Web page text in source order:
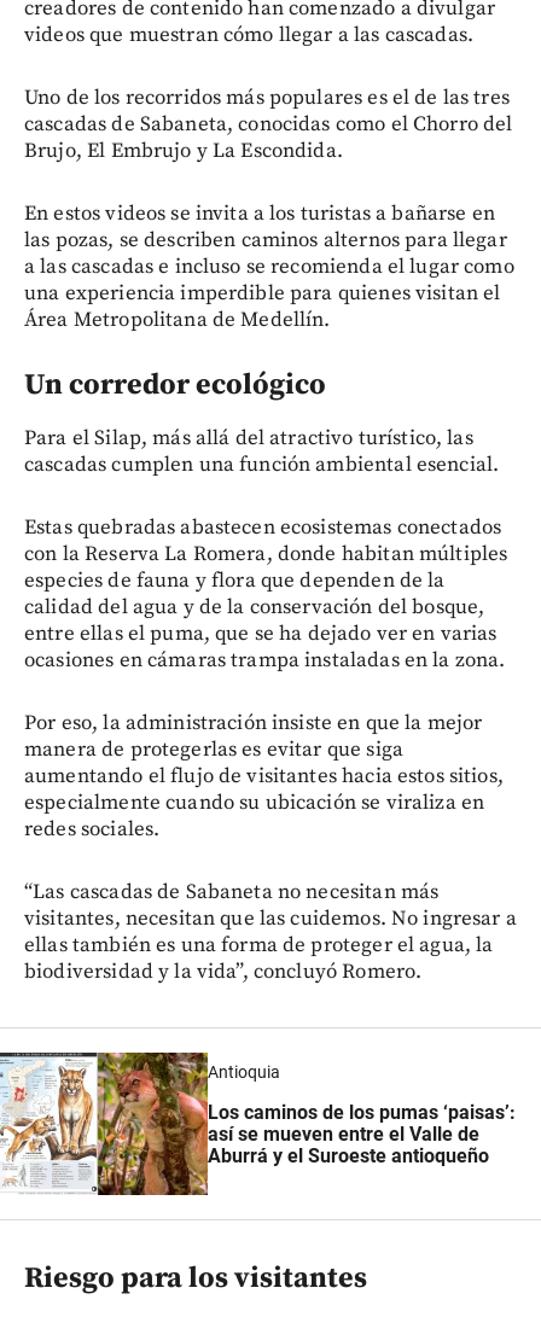
creadores de contenido han comenzado a divulgar
videos que muestran cómo llegar a las cascadas.
Uno de los recorridos más populares es el de las tres
cascadas de Sabaneta, conocidas como el Chorro del
Brujo, El Embrujo y La Escondida.
En estos videos se invita a los turistas a bañarse en
las pozas, se describen caminos alternos para llegar
a las cascadas e incluso se recomienda el lugar como
una experiencia imperdible para quienes visitan el
Área Metropolitana de Medellín.
Un corredor ecológico
Para el Silap, más allá del atractivo turístico, las
cascadas cumplen una función ambiental esencial.
Estas quebradas abastecen ecosistemas conectados
con la Reserva La Romera, donde habitan múltiples
especies de fauna y flora que dependen de la
calidad del agua y de la conservación del bosque,
entre ellas el puma, que se ha dejado ver en varias
ocasiones en cámaras trampa instaladas en la zona.
Por eso, la administración insiste en que la mejor
manera de protegerlas es evitar que siga
aumentando el flujo de visitantes hacia estos sitios,
especialmente cuando su ubicación se viraliza en
redes sociales.
“Las cascadas de Sabaneta no necesitan más
visitantes, necesitan que las cuidemos. No ingresar a
ellas también es una forma de proteger el agua, la
biodiversidad y la vida”, concluyó Romero.
Antioquia
Los caminos de los pumas ‘paisas’:
así se mueven entre el Valle de
Aburrá y el Suroeste antioqueño
Riesgo para los visitantes